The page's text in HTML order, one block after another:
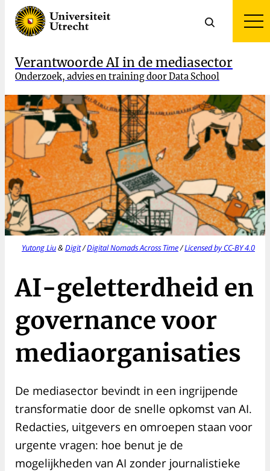
Verantwoorde AI in de mediasector
Onderzoek, advies en training door Data School
Yutong Liu&Digit/Digital Nomads Across Time/Licensed by CC-BY 4.0
AI-geletterdheid en
governance voor
mediaorganisaties
De mediasector bevindt in een ingrijpende
transformatie door de snelle opkomst van AI.
Redacties, uitgevers en omroepen staan voor
urgente vragen: hoe benut je de
mogelijkheden van AI zonder journalistieke